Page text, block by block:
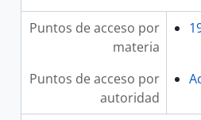
Puntos de acceso por
materia
Puntos de acceso por
autoridad